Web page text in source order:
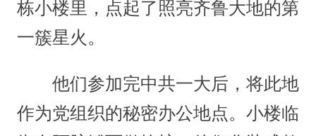
栋小楼里，点起了照亮齐鲁大地的第
一簇星火。
他们参加完中共一大后，将此地
作为党组织的秘密办公地点。小楼临